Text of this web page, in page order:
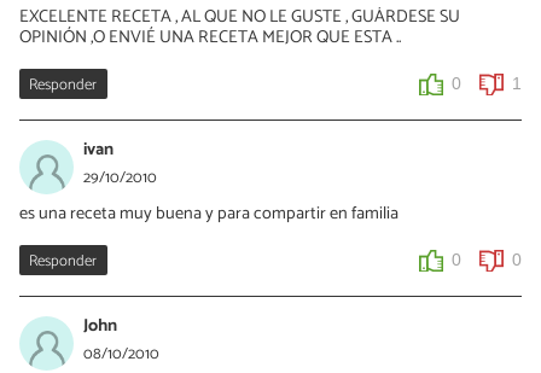
EXCELENTE RECETA , AL QUE NO LE GUSTE , GUÁRDESE SU
OPINIÓN ,O ENVIÉ UNA RECETA MEJOR QUE ESTA ..
Responder 0 1
ivan
29/10/2010
es una receta muy buena y para compartir en familia
Responder 0 0
John
08/10/2010